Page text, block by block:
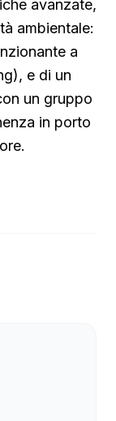
avanzate,
ambientale:
a
e di un
un gruppo
in porto